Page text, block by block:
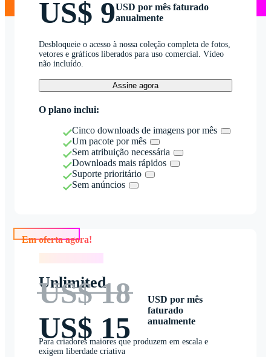
US$ 9USD por mês faturado
anualmente
Desbloqueie o acesso à nossa coleção completa de fotos,
vetores e gráficos liberados para uso comercial. Vídeo
não incluído.
Assine agora
O plano inclui:
Cinco downloads de imagens por mês
Um pacote por mês
Sem atribuição necessária
Downloads mais rápidos
Suporte prioritário
Sem anúncios
Unlimited
US$ 18
US$ 15
USD por mês
faturado
anualmente
Para criadores maiores que produzem em escala e
exigem liberdade criativa